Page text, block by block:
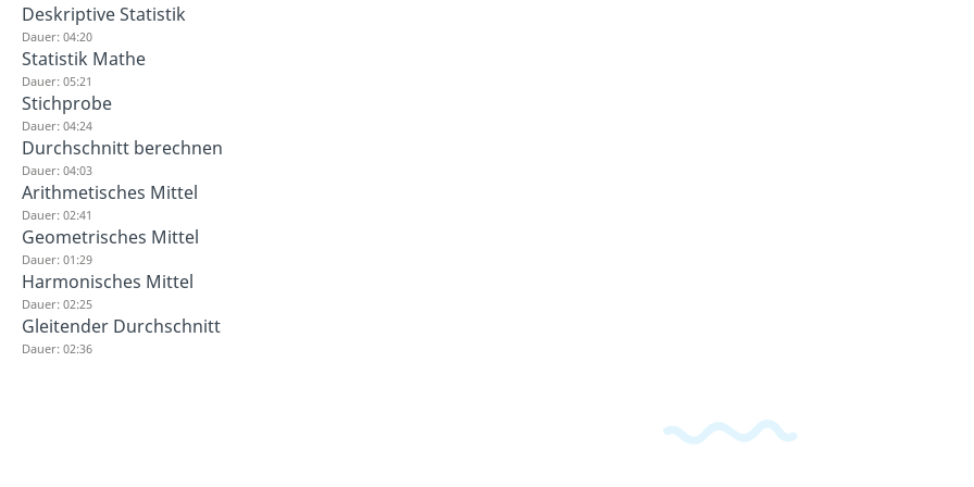
Deskriptive Statistik
Dauer: 04:20
Statistik Mathe
Dauer: 05:21
Stichprobe
Dauer: 04:24
Durchschnitt berechnen
Dauer: 04:03
Arithmetisches Mittel
Dauer: 02:41
Geometrisches Mittel
Dauer: 01:29
Harmonisches Mittel
Dauer: 02:25
Gleitender Durchschnitt
Dauer: 02:36